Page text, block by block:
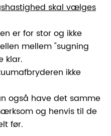
skal vælges
er for stor og ikke
mellem "sugning
klar.
ikke
også have det samme
og henvis til de
før.